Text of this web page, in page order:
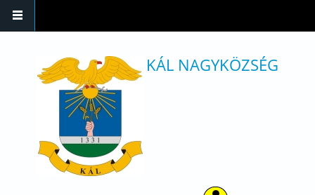
KÁL NAGYKÖZSÉG